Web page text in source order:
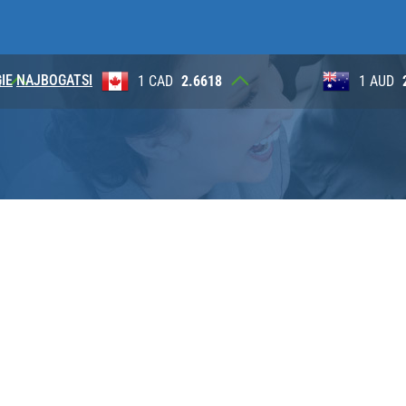
NAJBOGATSI 1 CAD 2.6618 1 AUD